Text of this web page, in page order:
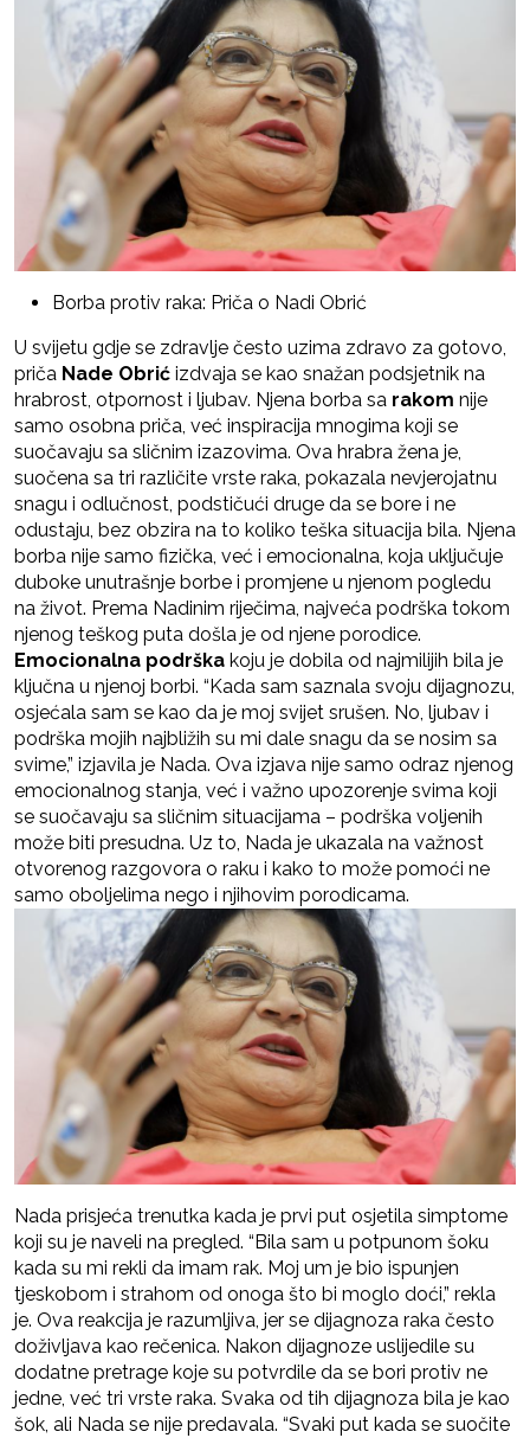
Borba protiv raka: Priča o Nadi Obrić
U svijetu gdje se zdravlje često uzima zdravo za gotovo,
priča Nade Obrić izdvaja se kao snažan podsjetnik na
hrabrost, otpornost i ljubav. Njena borba sa rakom nije
samo osobna priča, već inspiracija mnogima koji se
suočavaju sa sličnim izazovima. Ova hrabra žena je,
suočena sa tri različite vrste raka, pokazala nevjerojatnu
snagu i odlučnost, podstičući druge da se bore i ne
odustaju, bez obzira na to koliko teška situacija bila. Njena
borba nije samo fizička, već i emocionalna, koja uključuje
duboke unutrašnje borbe i promjene u njenom pogledu
na život. Prema Nadinim riječima, najveća podrška tokom
njenog teškog puta došla je od njene porodice.
Emocionalna podrška koju je dobila od najmilijih bila je
ključna u njenoj borbi. “Kada sam saznala svoju dijagnozu,
osjećala sam se kao da je moj svijet srušen. No, ljubav i
podrška mojih najbližih su mi dale snagu da se nosim sa
svime,” izjavila je Nada. Ova izjava nije samo odraz njenog
emocionalnog stanja, već i važno upozorenje svima koji
se suočavaju sa sličnim situacijama – podrška voljenih
može biti presudna. Uz to, Nada je ukazala na važnost
otvorenog razgovora o raku i kako to može pomoći ne
samo oboljelima nego i njihovim porodicama.
Nada prisjeća trenutka kada je prvi put osjetila simptome
koji su je naveli na pregled. “Bila sam u potpunom šoku
kada su mi rekli da imam rak. Moj um je bio ispunjen
tjeskobom i strahom od onoga što bi moglo doći,” rekla
je. Ova reakcija je razumljiva, jer se dijagnoza raka često
doživljava kao rečenica. Nakon dijagnoze uslijedile su
dodatne pretrage koje su potvrdile da se bori protiv ne
jedne, već tri vrste raka. Svaka od tih dijagnoza bila je kao
šok, ali Nada se nije predavala. “Svaki put kada se suočite